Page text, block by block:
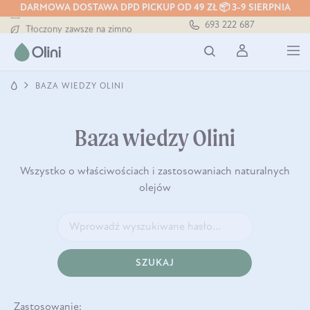
DARMOWA DOSTAWA DPD PICKUP OD 49 ZŁ 📦 3-9 SIERPNIA
Darmowa dostawa od 199 zł
Tłoczony zawsze na zimno
Darmowa dostawa od 199 zł
693 222 687
BAZA WIEDZY OLINI
Baza wiedzy Olini
Wszystko o właściwościach i zastosowaniach naturalnych
olejów
SZUKAJ
Zastosowanie: